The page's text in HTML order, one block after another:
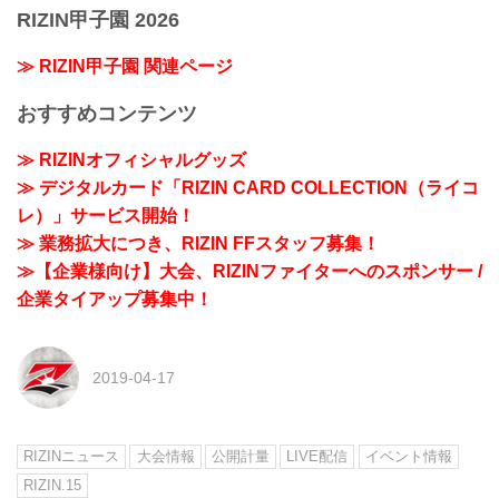
RIZIN甲子園 2026
≫ RIZIN甲子園 関連ページ
おすすめコンテンツ
≫ RIZINオフィシャルグッズ
≫ デジタルカード「RIZIN CARD COLLECTION（ライコ
レ）」サービス開始！
≫ 業務拡大につき、RIZIN FFスタッフ募集！
≫【企業様向け】大会、RIZINファイターへのスポンサー /
企業タイアップ募集中！
2019-04-17
RIZINニュース 大会情報 公開計量 LIVE配信
イベント情報
RIZIN.15